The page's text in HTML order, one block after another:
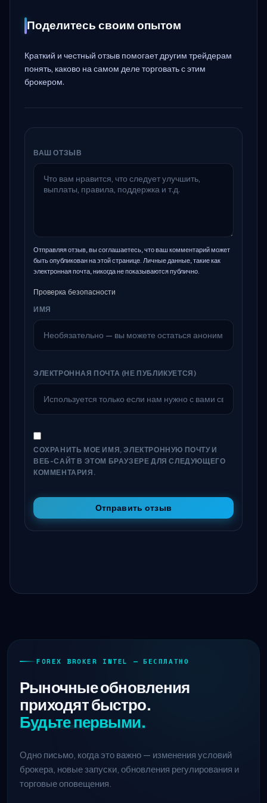
Поделитесь своим опытом
Краткий и честный отзыв помогает другим трейдерам
понять, каково на самом деле торговать с этим
брокером.
ВАШ ОТЗЫВ
Отправляя отзыв, вы соглашаетесь, что ваш комментарий может
быть опубликован на этой странице. Личные данные, такие как
электронная почта, никогда не показываются публично.
Проверка безопасности
ИМЯ
ЭЛЕКТРОННАЯ ПОЧТА (НЕ ПУБЛИКУЕТСЯ)
СОХРАНИТЬ МОЕ ИМЯ, ЭЛЕКТРОННУЮ ПОЧТУ И
ВЕБ-САЙТ В ЭТОМ БРАУЗЕРЕ ДЛЯ СЛЕДУЮЩЕГО
КОММЕНТАРИЯ.
Отправить отзыв
FOREX BROKER INTEL — БЕСПЛАТНО
Рыночные обновления
приходят быстро.
Будьте первыми.
Одно письмо, когда это важно — изменения условий
брокера, новые запуски, обновления регулирования и
торговые оповещения.